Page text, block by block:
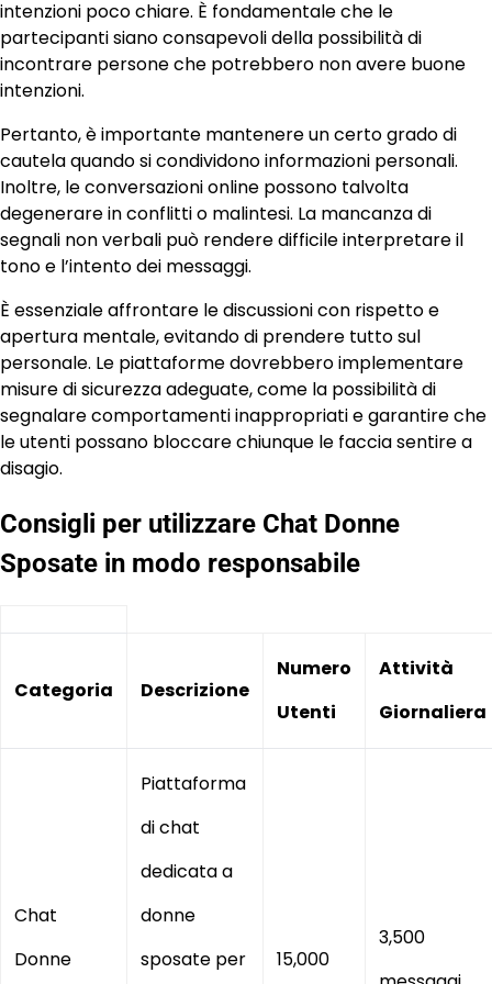
intenzioni poco chiare. È fondamentale che le
partecipanti siano consapevoli della possibilità di
incontrare persone che potrebbero non avere buone
intenzioni.
Pertanto, è importante mantenere un certo grado di
cautela quando si condividono informazioni personali.
Inoltre, le conversazioni online possono talvolta
degenerare in conflitti o malintesi. La mancanza di
segnali non verbali può rendere difficile interpretare il
tono e l’intento dei messaggi.
È essenziale affrontare le discussioni con rispetto e
apertura mentale, evitando di prendere tutto sul
personale. Le piattaforme dovrebbero implementare
misure di sicurezza adeguate, come la possibilità di
segnalare comportamenti inappropriati e garantire che
le utenti possano bloccare chiunque le faccia sentire a
disagio.
Consigli per utilizzare Chat Donne
Sposate in modo responsabile
Categoria Descrizione
Numero
Utenti
Attività
Giornaliera
Chat
Donne
Piattaforma
di chat
dedicata a
donne
sposate per
15,000
3,500